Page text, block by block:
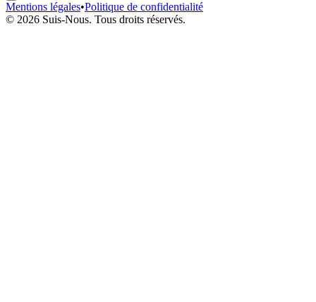
Mentions légales•Politique de confidentialité
© 2026 Suis-Nous. Tous droits réservés.